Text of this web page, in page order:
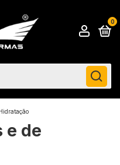
0
e de